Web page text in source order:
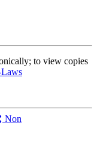
to view copies
Laws
Non